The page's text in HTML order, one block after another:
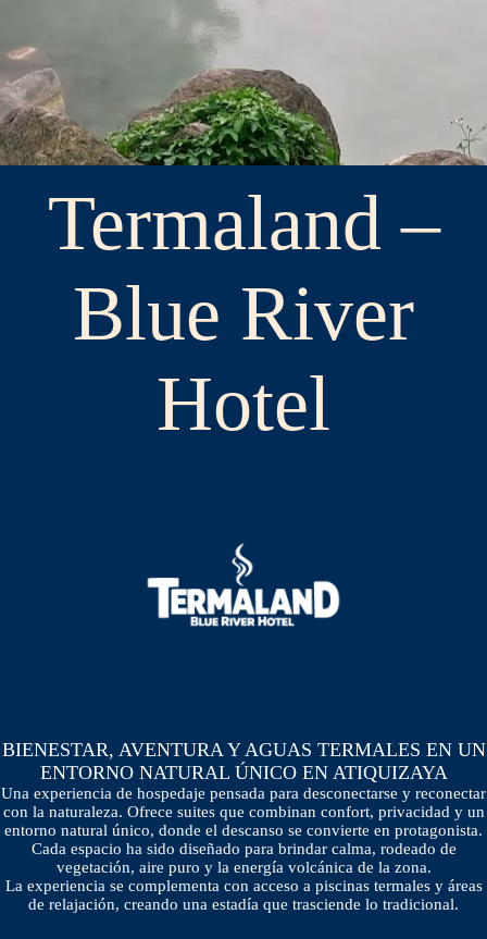
Termaland –
Blue River
Hotel
BIENESTAR, AVENTURA Y AGUAS TERMALES EN UN
ENTORNO NATURAL ÚNICO EN ATIQUIZAYA
Una experiencia de hospedaje pensada para desconectarse y reconectar
con la naturaleza. Ofrece suites que combinan confort, privacidad y un
entorno natural único, donde el descanso se convierte en protagonista.
Cada espacio ha sido diseñado para brindar calma, rodeado de
vegetación, aire puro y la energía volcánica de la zona.
La experiencia se complementa con acceso a piscinas termales y áreas
de relajación, creando una estadía que trasciende lo tradicional.